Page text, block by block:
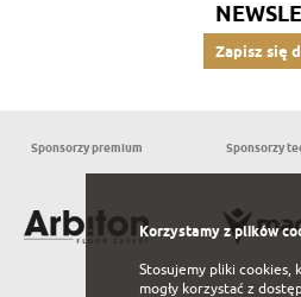
Zapisz się
Sponsorzy premium Sponsorzy
Korzystamy z plików
Stosujemy pliki cookies,
mogły korzystać z